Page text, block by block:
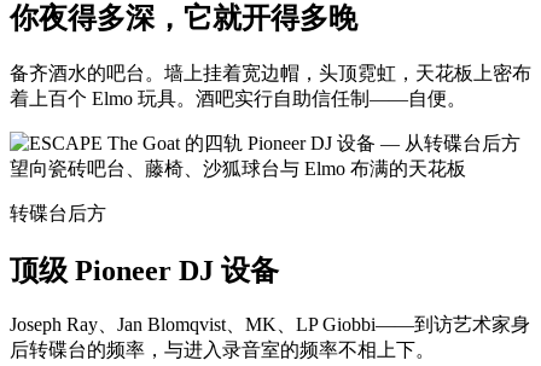
你夜得多深，它就开得多晚
备齐酒水的吧台。墙上挂着宽边帽，头顶霓虹，天花板上密布
着上百个 Elmo 玩具。酒吧实行自助信任制——自便。
转碟台后方
顶级 Pioneer DJ 设备
Joseph Ray、Jan Blomqvist、MK、LP Giobbi——到访艺术家身
后转碟台的频率，与进入录音室的频率不相上下。